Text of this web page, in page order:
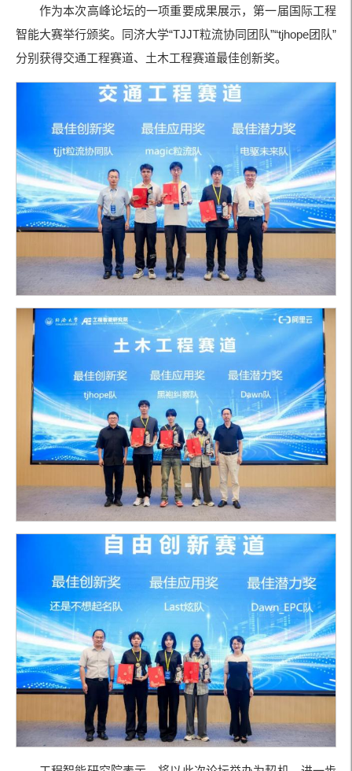
作为本次高峰论坛的一项重要成果展示，第一届国际工程
智能大赛举行颁奖。同济大学“TJJT粒流协同团队”“tjhope团队”
分别获得交通工程赛道、土木工程赛道最佳创新奖。